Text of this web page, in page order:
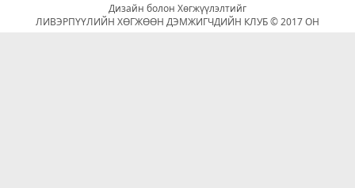
Дизайн болон Хөгжүүлэлтийг
ЛИВЭРПҮҮЛИЙН ХӨГЖӨӨН ДЭМЖИГЧДИЙН КЛУБ © 2017 ОН